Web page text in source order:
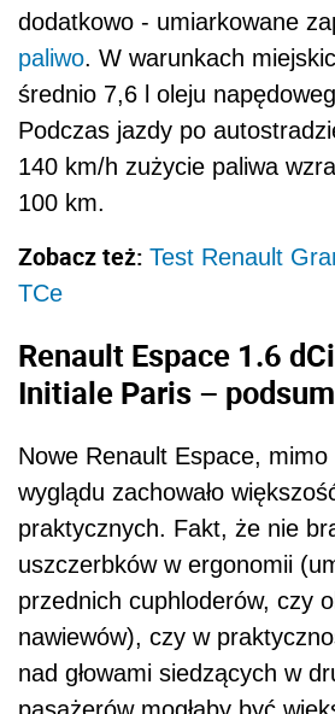
dodatkowo - umiarkowane
paliwo. W warunkach
średnio 7,6 l oleju
Podczas jazdy po
140 km/h zużycie paliwa
100 km.
Zobacz też: Test Renault
TCe
Renault Espace 1.6
Initiale Paris –
Nowe Renault Espace,
wyglądu zachowało
praktycznych. Fakt, że nie
uszczerbków w ergonomii
przednich cuphloderów, czy
nawiewów), czy w
nad głowami siedzących w